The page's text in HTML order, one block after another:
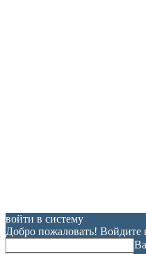
войти в систему
Добро пожаловать! Войдите